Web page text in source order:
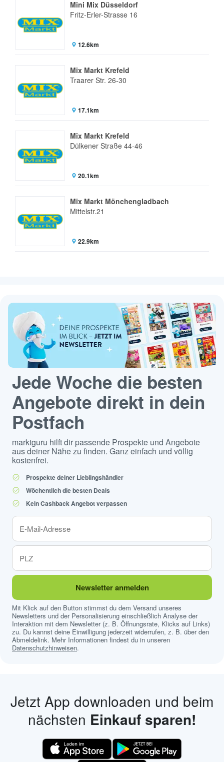
Mini Mix Düsseldorf
Fritz-Erler-Strasse 16
12.6km
Mix Markt Krefeld
Traarer Str. 26-30
17.1km
Mix Markt Krefeld
Dülkener Straße 44-46
20.1km
Mix Markt Mönchengladbach
Mittelstr.21
22.9km
Jede Woche die besten
Angebote direkt in dein
Postfach
marktguru hilft dir passende Prospekte und Angebote
aus deiner Nähe zu finden. Ganz einfach und völlig
kostenfrei.
Prospekte deiner Lieblingshändler
Wöchentlich die besten Deals
Kein Cashback Angebot verpassen
Newsletter anmelden
Mit Klick auf den Button stimmst du dem Versand unseres
Newsletters und der Personalisierung einschließlich Analyse der
Interaktion mit dem Newsletter (z. B. Öffnungsrate, Klicks auf Links)
zu. Du kannst deine Einwilligung jederzeit widerrufen, z. B. über den
Abmeldelink. Mehr Informationen findest du in unseren
Datenschutzhinweisen.
Jetzt App downloaden und beim
nächsten Einkauf sparen!